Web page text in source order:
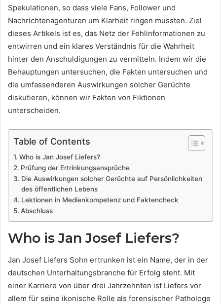
Spekulationen, so dass viele Fans, Follower und
Nachrichtenagenturen um Klarheit ringen mussten. Ziel
dieses Artikels ist es, das Netz der Fehlinformationen zu
entwirren und ein klares Verständnis für die Wahrheit
hinter den Anschuldigungen zu vermitteln. Indem wir die
Behauptungen untersuchen, die Fakten untersuchen und
die umfassenderen Auswirkungen solcher Gerüchte
diskutieren, können wir Fakten von Fiktionen
unterscheiden.
Table of Contents
Who is Jan Josef Liefers?
Prüfung der Ertrinkungsansprüche
Die Auswirkungen solcher Gerüchte auf Persönlichkeiten
des öffentlichen Lebens
Lektionen in Medienkompetenz und Faktencheck
Abschluss
Who is Jan Josef Liefers?
Jan Josef Liefers Sohn ertrunken ist ein Name, der in der
deutschen Unterhaltungsbranche für Erfolg steht. Mit
einer Karriere von über drei Jahrzehnten ist Liefers vor
allem für seine ikonische Rolle als forensischer Pathologe